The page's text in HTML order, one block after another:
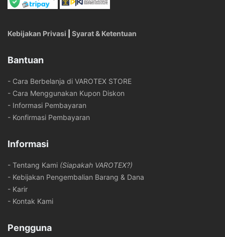
Kebijakan Privasi Syarat & Ketentuan
Bantuan
- Cara Berbelanja di VAROTEX STORE
- Cara Menggunakan Kupon Diskon
- Informasi Pembayaran
- Konfirmasi Pembayaran
Informasi
- Tentang Kami (Siapakah VAROTEX?)
- Kebijakan Pengembalian Barang & Dana
- Karir
- Kontak Kami
Pengguna